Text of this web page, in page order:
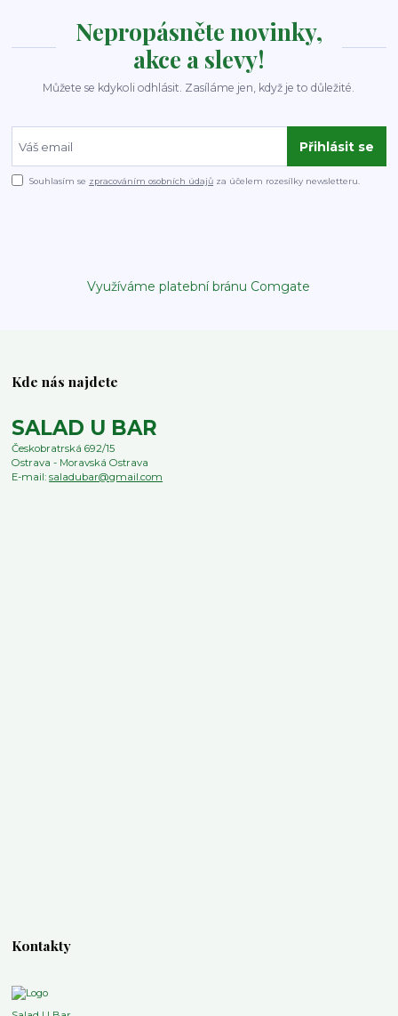
Nepropásněte novinky,
akce a slevy!
Můžete se kdykoli odhlásit. Zasíláme jen, když je to důležité.
Přihlásit se
Souhlasím se zpracováním osobních údajů za účelem rozesílky newsletteru.
Využíváme platební bránu Comgate
Kde nás najdete
SALAD U BAR
Českobratrská 692/15
Ostrava - Moravská Ostrava
E-mail:saladubar@gmail.com
Kontakty